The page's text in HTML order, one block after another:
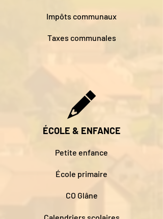
Impôts communaux
Taxes communales
ÉCOLE & ENFANCE
Petite enfance
École primaire
CO Glâne